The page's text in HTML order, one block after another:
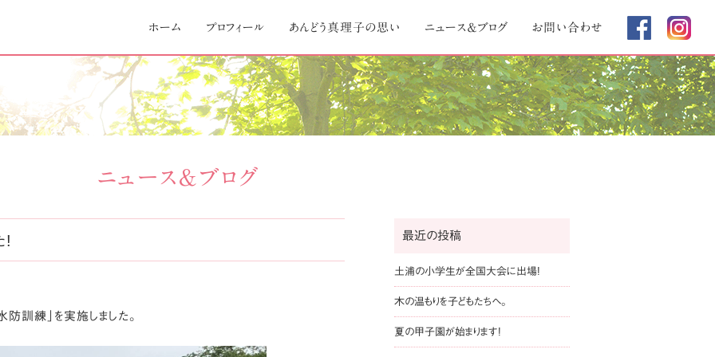
to
ホーム プロフィール あんどう真理子の思い ニュース＆ブログ お問い合わせ
ニュース＆ブログ
!
訓練」を実施しました。
最近の投稿
土浦の小学生が全国大会に出場!
木の温もりを子どもたちへ。
夏の甲子園が始まります!